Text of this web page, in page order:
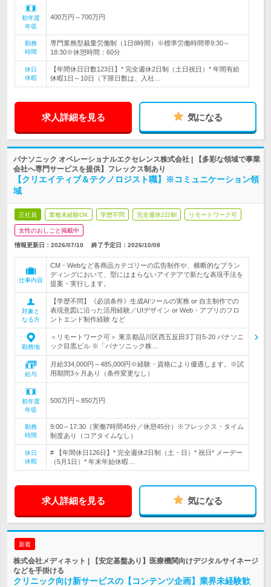
初年度
年収
400万円～700万円
勤務
時間
専門業務型裁量労働制（1日8時間）※標準労働時間帯9:30～
18:30※休憩時間：60分
休日
休暇
【年間休日日数123日】* 完全週休2日制（土日祝日）* 年間有給
休暇1日～10日（下限日数は、入社…
求人詳細を見る 気になる
パナソニック オペレーショナルエクセレンス株式会社 | 【多彩な領域で事業
会社へ専門サービスを提供】フレックス制あり
【クリエイティブ＆テクノロジスト職】※コミュニケーション領
域
正社員 業種未経験OK 学歴不問 完全週休2日制 リモートワーク可
女性のおしごと掲載中
情報更新日：2026/07/10 終了予定日： 2026/10/08
仕事内容
CM・Webなど各商品カテゴリーの広告制作や、横断的なブラン
ディングにおいて、型にはまらないアイデアで新たな表現手法を
提案・実行します。
対象と
なる方
【学歴不問】《必須条件》生成AIツールの実務 or 自主制作での
表現意図に沿った活用経験／UIデザイン or Web・アプリのフロ
ントエンド制作経験 など
勤務地
＜リモートワーク可＞ 東京都品川区西五反田3丁目5-20 パナソニ
ック目黒ビル ※「パナソニック株…
給与
月給334,000円～485,000円※経験・資格により優遇します。※試
用期間3ヶ月あり（条件変更なし）
初年度
年収
500万円～850万円
勤務
時間
9:00～17:30（実働7時間45分／休憩45分）※フレックス・タイム
制度あり（コアタイムなし）
休日
休暇
# 【年間休日126日】* 完全週休2日制（土・日）* 祝日* メーデー
（5月1日）* 年末年始休暇…
求人詳細を見る 気になる
新着
株式会社メディネット | 【安定基盤あり】医療機関向けデジタルサイネージ
などを手掛ける
クリニック向け新サービスの【コンテンツ企画】業界未経験歓